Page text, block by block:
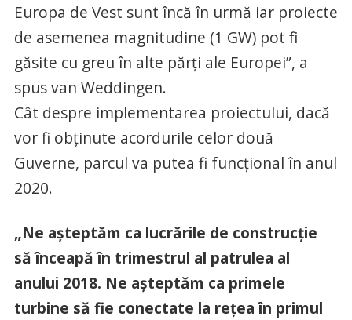
Europa de Vest sunt încă în urmă iar proiecte
de asemenea magnitudine (1 GW) pot fi
găsite cu greu în alte părţi ale Europei”, a
spus van Weddingen.
Cât despre implementarea proiectului, dacă
vor fi obţinute acordurile celor două
Guverne, parcul va putea fi funcţional în anul
2020.
„Ne aşteptăm ca lucrările de construcţie
să înceapă în trimestrul al patrulea al
anului 2018. Ne aşteptăm ca primele
turbine să fie conectate la reţea în primul